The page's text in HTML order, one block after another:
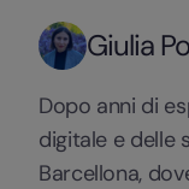
Giulia
Dopo anni di
digitale e delle
Barcellona,